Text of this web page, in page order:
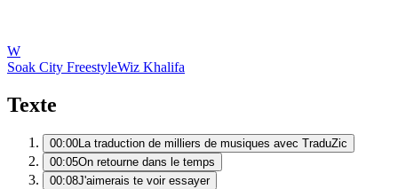
W
Soak City FreestyleWiz Khalifa
Texte
00:00La traduction de milliers de musiques avec TraduZic
00:05On retourne dans le temps
00:08J'aimerais te voir essayer